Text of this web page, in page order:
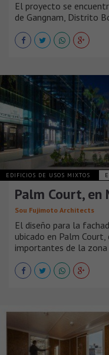
El proyecto se
de Gangnam, Distrito
EDIFICIOS DE USOS MIXTOS
Palm Court,
Sou Fujimoto Architects
El diseño para la
ubicado en Palm
importantes de la